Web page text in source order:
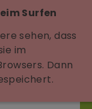
Surfen
sehen, dass
im
Dann